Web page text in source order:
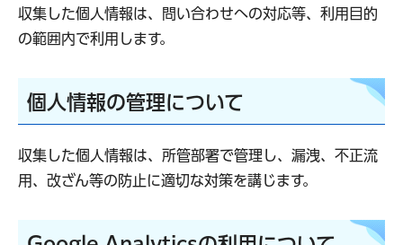
収集した個人情報は、問い合わせへの対応等、利用目的
の範囲内で利用します。
個人情報の管理について
収集した個人情報は、所管部署で管理し、漏洩、不正流
用、改ざん等の防止に適切な対策を講じます。